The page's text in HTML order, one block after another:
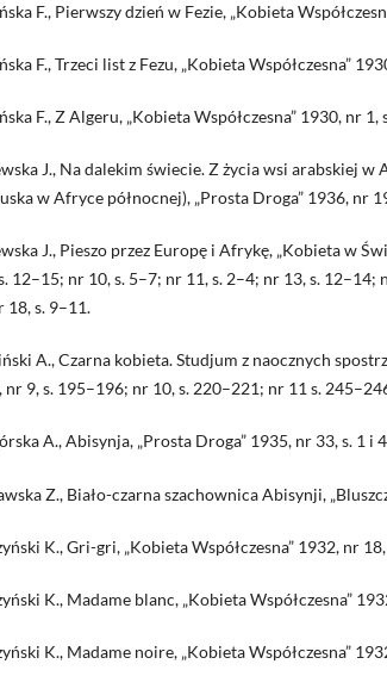
F., Pierwszy dzień w Fezie, „Kobieta
F., Trzeci list z Fezu, „Kobieta Współczesna”
F., Z Algeru, „Kobieta Współczesna” 1930, nr 1,
J., Na dalekim świecie. Z życia wsi arabskiej w
w Afryce północnej), „Prosta Droga” 1936, nr
J., Pieszo przez Europę i Afrykę, „Kobieta w
12–15; nr 10, s. 5–7; nr 11, s. 2–4; nr 13, s. 12–14;
18, s. 9–11.
A., Czarna kobieta. Studjum z naocznych
nr 9, s. 195–196; nr 10, s. 220–221; nr 11 s.
A., Abisynja, „Prosta Droga” 1935, nr 33, s. 1 i
Z., Biało-czarna szachownica Abisynji,
K., Gri-gri, „Kobieta Współczesna” 1932, nr
K., Madame blanc, „Kobieta Współczesna”
K., Madame noire, „Kobieta Współczesna”